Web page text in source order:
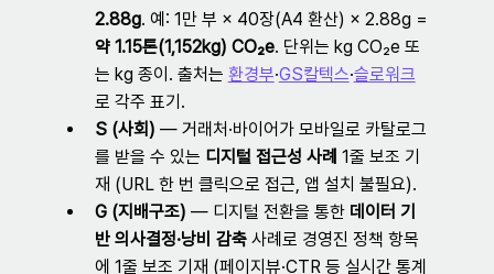
2.88g. 예: 1만 부 × 40장(A4 환산) × 2.88g =
약 1.15톤(1,152kg) CO₂e. 단위는 kg CO₂e 또
는 kg 종이. 출처는 환경부·GS칼텍스·슬로워크
로 각주 표기.
S (사회) — 거래처·바이어가 모바일로 카탈로그
를 받을 수 있는 디지털 접근성 사례 1줄 보조 기
재 (URL 한 번 클릭으로 접근, 앱 설치 불필요).
G (지배구조) — 디지털 전환을 통한 데이터 기
반 의사결정·낭비 감축 사례로 경영진 정책 항목
에 1줄 보조 기재 (페이지뷰·CTR 등 실시간 통계